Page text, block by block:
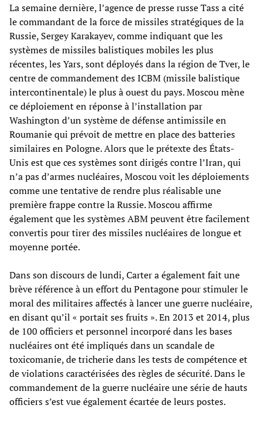
La semaine dernière, l’agence de presse russe Tass a cité
le commandant de la force de missiles stratégiques de la
Russie, Sergey Karakayev, comme indiquant que les
systèmes de missiles balistiques mobiles les plus
récentes, les Yars, sont déployés dans la région de Tver, le
centre de commandement des ICBM (missile balistique
intercontinentale) le plus à ouest du pays. Moscou mène
ce déploiement en réponse à l’installation par
Washington d’un système de défense antimissile en
Roumanie qui prévoit de mettre en place des batteries
similaires en Pologne. Alors que le prétexte des États-
Unis est que ces systèmes sont dirigés contre l’Iran, qui
n’a pas d’armes nucléaires, Moscou voit les déploiements
comme une tentative de rendre plus réalisable une
première frappe contre la Russie. Moscou affirme
également que les systèmes ABM peuvent être facilement
convertis pour tirer des missiles nucléaires de longue et
moyenne portée.
Dans son discours de lundi, Carter a également fait une
brève référence à un effort du Pentagone pour stimuler le
moral des militaires affectés à lancer une guerre nucléaire,
en disant qu’il « portait ses fruits ». En 2013 et 2014, plus
de 100 officiers et personnel incorporé dans les bases
nucléaires ont été impliqués dans un scandale de
toxicomanie, de tricherie dans les tests de compétence et
de violations caractérisées des règles de sécurité. Dans le
commandement de la guerre nucléaire une série de hauts
officiers s’est vue également écartée de leurs postes.